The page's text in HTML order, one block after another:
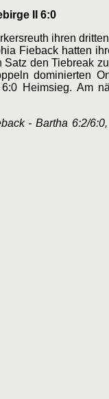
II 6:0
ihren
Fieback hatten
den Tiebreak
dominierten
Heimsieg. Am
- Bartha 6:2/